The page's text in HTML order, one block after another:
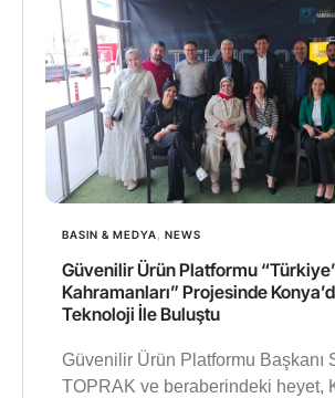
BASIN & MEDYA, NEWS
Güvenilir Ürün Platformu
Kahramanları” Projesinde
Teknoloji İle Buluştu
Güvenilir Ürün Platformu Başkanı
TOPRAK ve beraberindeki heyet,